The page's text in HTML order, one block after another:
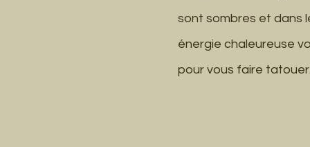
sont sombres et dans
énergie chaleureuse
pour vous faire